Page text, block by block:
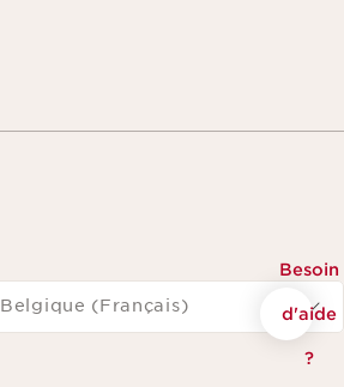
Besoin
d'aide
?
Belgique (Français)